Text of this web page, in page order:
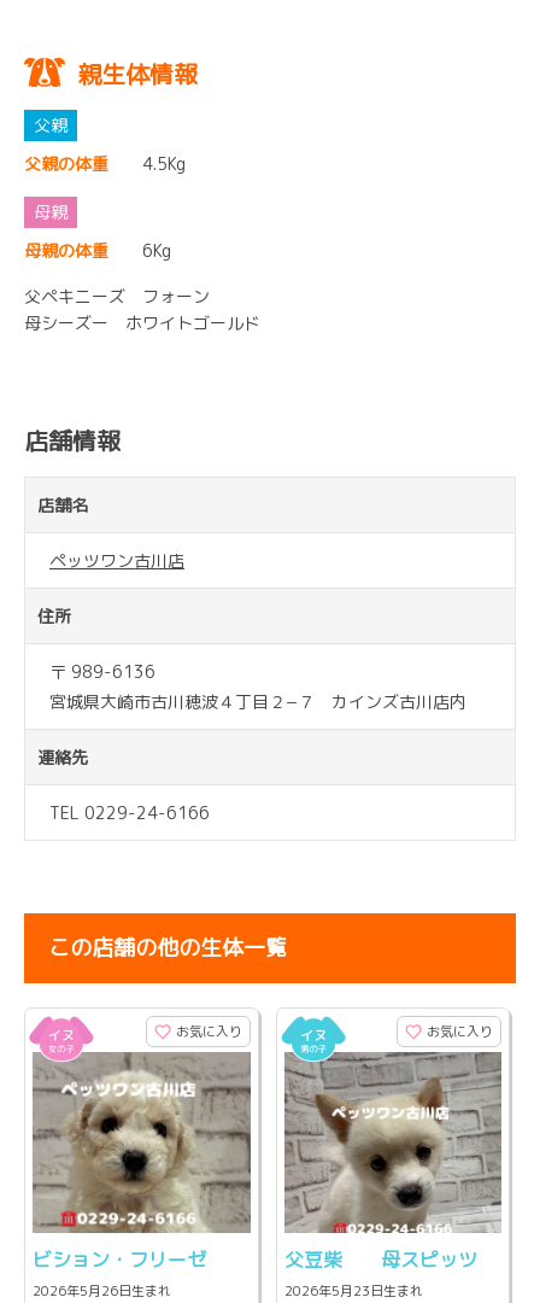
親生体情報
父親の体重 4.5Kg
母親の体重
6Kg
父ペキニーズ フォーン
母シーズー ホワイトゴールド
店舗情報
店舗名
ペッツワン古川店
住所
〒 989-6136
宮城県大崎市古川穂波４丁目２−７ カインズ古川店内
連絡先
TEL 0229-24-6166
この店舗の他の生体一覧
お気に入り
ビション・フリーゼ
2026年5月26日生まれ
お気に入り
父豆柴 母スピッツ
2026年5月23日生まれ